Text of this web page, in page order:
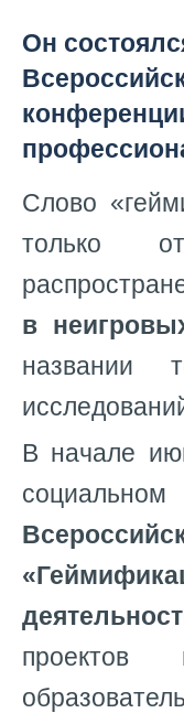
Он
Слово
только
в
названии
В начале
проектов